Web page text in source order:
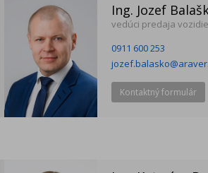
Ing. Jozef
vedúci predaja
0911 600 253
Kontaktný formulár